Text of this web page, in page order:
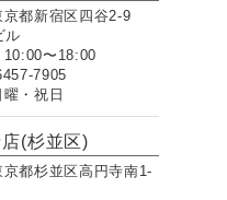
京都新宿区四谷2-9
ル
10:00〜18:00
7905
・祝日
(杉並区)
京都杉並区高円寺南1-